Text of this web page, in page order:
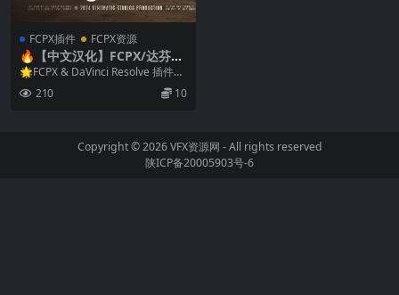
FCPX插件 FCPX资源
🔥【中文汉化】FCPX/达芬奇
插件｜33款大气史诗级电影光
影特效＋标题动画＋转场预设
合集mStyle Cinematic FCP
🌟FCPX & DaVinci Resolve 插件｜
210 10
Copyright © 2026VFX资源网 - All rights reserved
陕ICP备20005903号-6